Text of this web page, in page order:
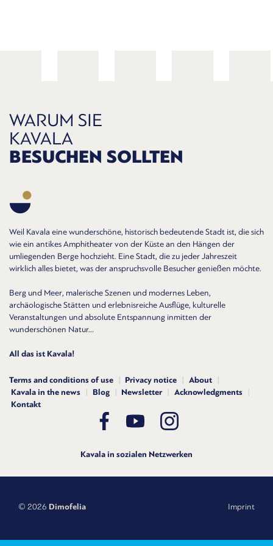
WARUM SIE
KAVALA
BESUCHEN SOLLTEN
Weil Kavala eine wunderschöne, historisch bedeutende Stadt ist, die sich
wie ein antikes Amphitheater von der Küste an den Hängen der
umliegenden Berge hochzieht. Eine Stadt, die zu jeder Jahreszeit
wirklich alles bietet, was der anspruchsvolle Besucher genießen möchte.
Berg und Meer, malerische Szenen und modernes Leben,
archäologische Stätten und erlebnisreiche Ausflüge, kulturelle
Veranstaltungen und absolute Entspannung inmitten der
wunderschönen Natur...
All das ist Kavala!
Terms and conditions of use Privacy notice
About
Kavala in the news
Blog Newsletter
Acknowledgments
Kontakt
Kavala in sozialen Netzwerken
© 2026 Dimofelia Imprint